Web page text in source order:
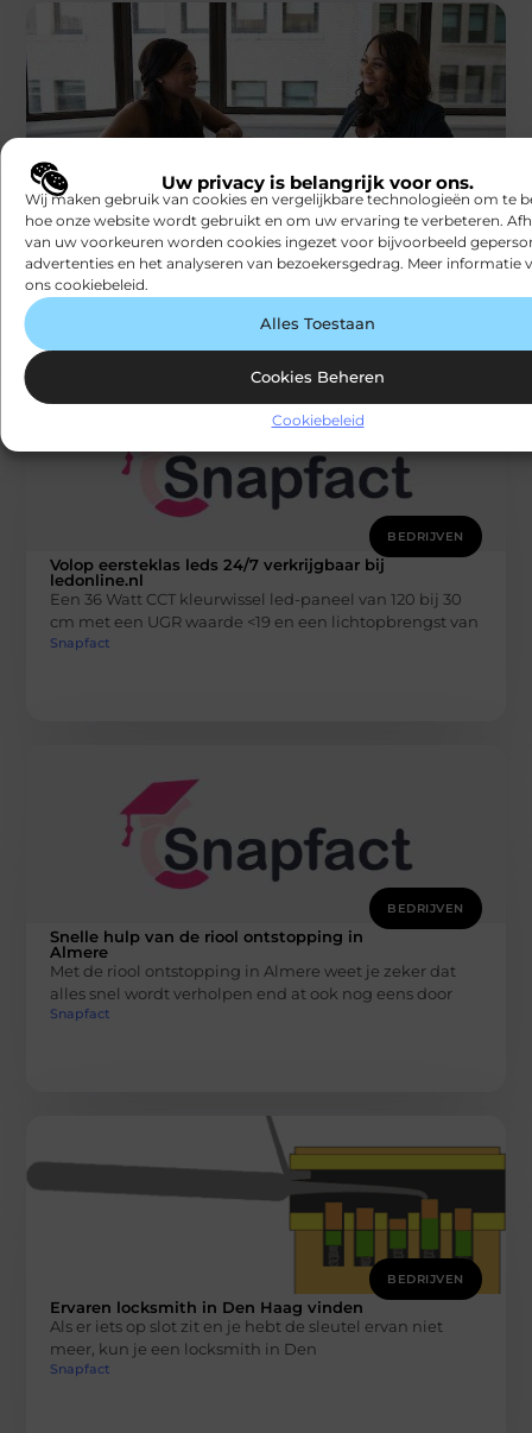
Uw privacy is belangrijk voor ons.
Wij maken gebruik van cookies en vergelijkbare technologieën om te
hoe onze website wordt gebruikt en om uw ervaring te verbeteren.
van uw voorkeuren worden cookies ingezet voor bijvoorbeeld
advertenties en het analyseren van bezoekersgedrag. Meer informatie
ons cookiebeleid.
Alles Toestaan
Cookies Beheren
Cookiebeleid
Je VOG aanvragen
Sommige functies in Nederland vragen verplicht om
een VOG. VOG is een afkorting voor verklaring omtrent
het gedrag. In deze
Snapfact
BEDRIJVEN
Volop eersteklas leds 24/7 verkrijgbaar bij
ledonline.nl
Een 36 Watt CCT kleurwissel led-paneel van 120 bij 30
cm met een UGR waarde <19 en een lichtopbrengst van
Snapfact
BEDRIJVEN
Snelle hulp van de riool ontstopping in
Almere
Met de riool ontstopping in Almere weet je zeker dat
alles snel wordt verholpen end at ook nog eens door
Snapfact
BEDRIJVEN
Ervaren locksmith in Den Haag vinden
Als er iets op slot zit en je hebt de sleutel ervan niet
meer, kun je een locksmith in Den
Snapfact